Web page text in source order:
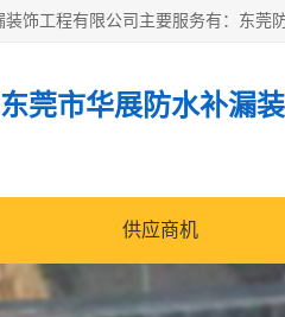
东莞市华展防水补漏
供应商机